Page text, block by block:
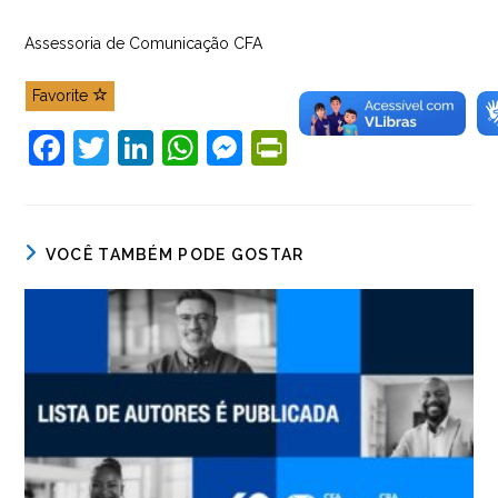
Assessoria de Comunicação CFA
Favorite
F
e
b
o
k
T
er
Li
e
dI
n
W
s
A
p
p
M
e
n
g
er
Pr
ri
e
y
VOCÊ TAMBÉM PODE GOSTAR